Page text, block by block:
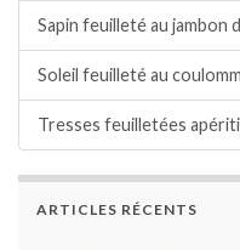
Sapin feuilleté au jambon
Soleil feuilleté au
Tresses feuilletées
ARTICLES RÉCENTS